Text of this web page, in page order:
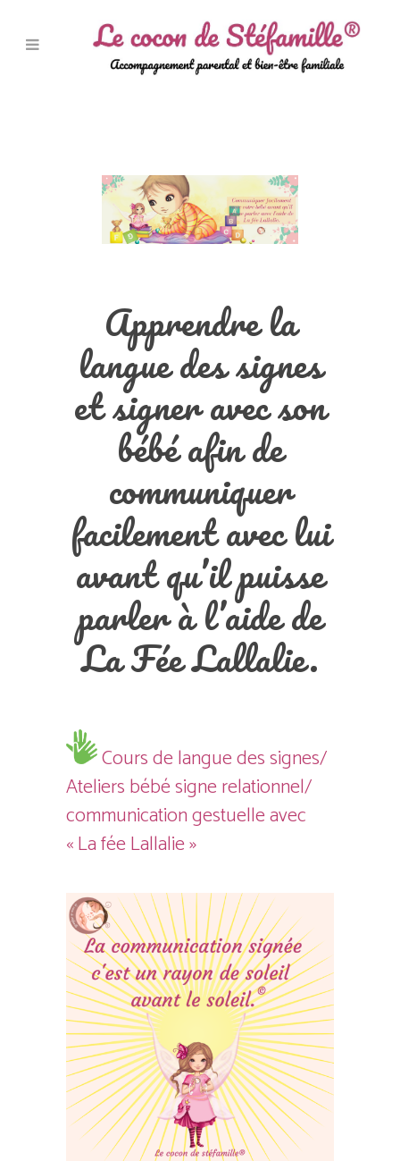
Apprendre la
langue des signes
et signer avec son
bébé afin de
communiquer
facilement avec lui
avant qu’il puisse
parler à l’aide de
La Fée Lallalie.
Cours de langue des signes/
Ateliers bébé signe relationnel/
communication gestuelle avec
« La fée Lallalie »